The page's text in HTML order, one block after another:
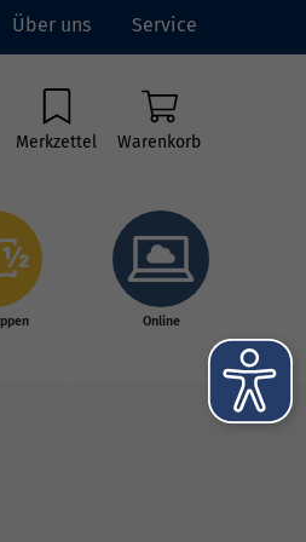
Über uns Service
Merkzettel Warenkorb
Online